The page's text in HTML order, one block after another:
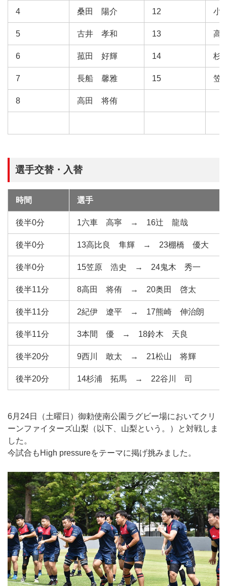
4 桑田 陽介 12 小
5 古井 孝和 13 高
6 菰田 好輝 14 杉
7 長船 馨雅 15 笠
8 高田 将侑
選手交替・入替
時間 選手
後半0分 1六車 高寧 → 16辻 龍哉
後半0分 13高比良 隼輝 → 23棚橋 優大
後半0分 15笠原 浩史 → 24鬼木 秀一
後半11分 8高田 将侑 → 20奥田 啓太
後半11分 2紀伊 遼平 → 17熊崎 伸治朗
後半11分 3本間 優 → 18鈴木 天良
後半20分 9西川 敢太 → 21松山 将輝
後半20分 14杉浦 拓馬 → 22谷川 司
6月24日（土曜日）御勅使南公園ラグビー場においてクリ
ーンファイターズ山梨（以下、山梨という。）と対戦しま
した。
今試合もHigh pressureをテーマに掲げ挑みました。